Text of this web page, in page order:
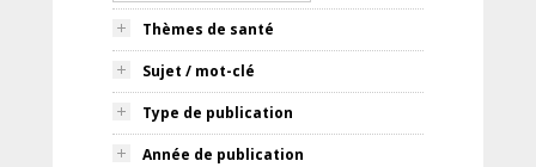
Thèmes de santé
Sujet / mot-clé
Type de publication
Année de publication